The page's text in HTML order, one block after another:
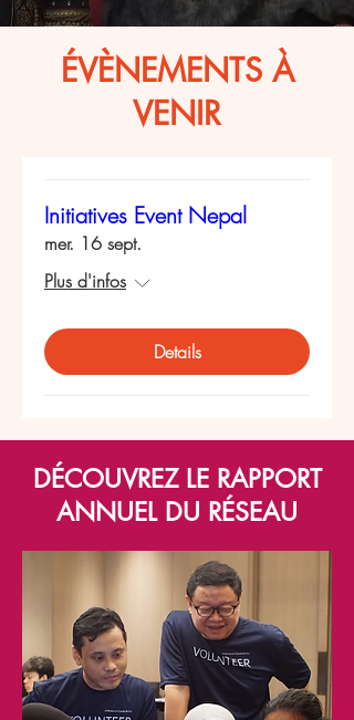
ÉVÈNEMENTS À
VENIR
Initiatives Event Nepal
mer. 16 sept.
Plus d'infos
Details
DÉCOUVREZ LE RAPPORT
ANNUEL DU RÉSEAU